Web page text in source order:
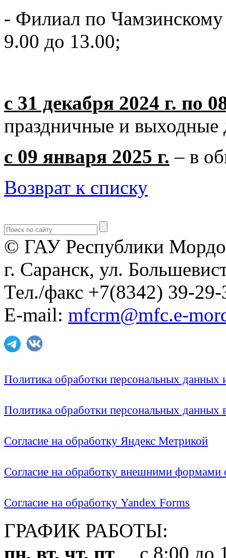
- Филиал по
9.00 до 13.00;
с 31 декабря 2024 г. по
праздничные и выходные
с 09 января 2025 г. – в
Возврат к списку
© ГАУ Республики
г. Саранск, ул.
Тел./факс +7(8342) 39-29-
E-mail: mfcrm@mfc.e-
Политика обработки персональных
Политика обработки персональных
Согласие на обработку Яндекс Метрикой
Согласие на обработку внешними формами
Согласие на обработку Yandex Forms
ГРАФИК РАБОТЫ:
пн, вт, чт, пт с 8:00 до